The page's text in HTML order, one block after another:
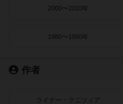
2000〜2010年
1980〜1990年
作者
ライナー・クニツィア